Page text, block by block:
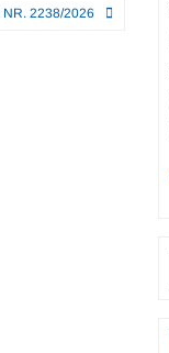
NR. 2238/2026